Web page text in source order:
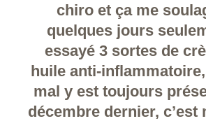
chiro et ça me
quelques jours
essayé 3 sortes de
huile anti-
mal y est toujours
décembre dernier, c’est